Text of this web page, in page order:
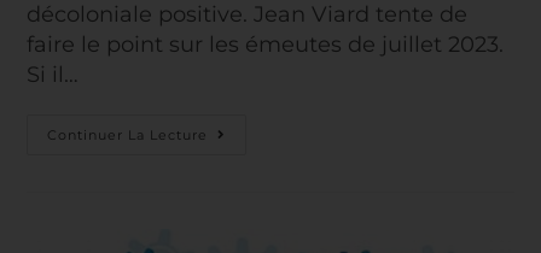
décoloniale positive. Jean Viard tente de
faire le point sur les émeutes de juillet 2023.
Si il…
Continuer La Lecture